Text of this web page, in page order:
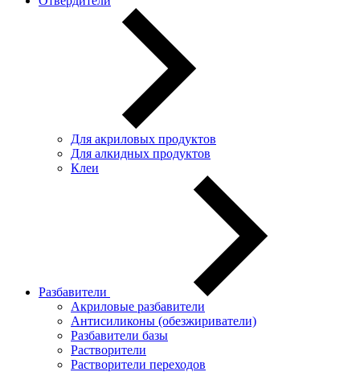
Для акриловых продуктов
Для алкидных продуктов
Клеи
Разбавители
Акриловые разбавители
Антисиликоны (обезжириватели)
Разбавители базы
Растворители
Растворители переходов